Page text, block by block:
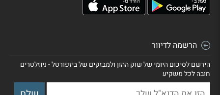
הרשמה לדיוור
הירשם לסיכום היומי של שוק ההון ולמבזקים של ביזפורטל - ניוזלטרים
חובה לכל משקיע